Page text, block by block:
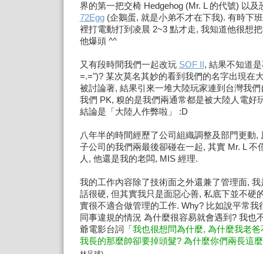
界的第一把交椅 Hedgehog (Mr. L 的代號) 以及
72Egg(企鵝蛋, 就是小弟不才在下我). 有時下
裡打電動打到凌晨 2~3 點才走, 我知道他很想
他爆頭 ^^
又有段時間我們一起改玩 SOF II , 結果不知道
=.=")? 某次莫名其妙的看到我們的名字出現在
被討論著, 結果引來一堆大陸玩家連到台灣我
我們 PK, 糗的是我們兩通常都是被大陸人電好
結論是「大陸人作弊啦」 :D
八年半的時間經歷了公司組織調整及部門更動,
子公司的我們兩最後卻碰在一起, 其實 Mr. L 不
人, 他還是我的老闆, MIS 經理.
我的工作內容除了技術面之外還兼了管理面,
話很硬, 但其實我只是面惡心善, 私底下並不硬
實很不適合做管理的工作. Why? 比如說平常我
同事違規的情況 為什麼很容易就會遇到? 我也
爺電影台詞「 我也很想問為什麼, 為什麼我老
我長的那麼帥卻要掉頭髮? 為什麼你們兩長這